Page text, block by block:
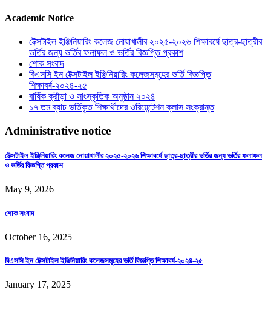
Academic Notice
টেক্সটাইল ইঞ্জিনিয়ারিং কলেজ নোয়াখালীর ২০২৫-২০২৬ শিক্ষাবর্ষে ছাত্র-ছাত্রীর
ভর্তির জন্য ভর্তির ফলাফল ও ভর্তির বিজ্ঞপ্তি প্রকাশ
শোক সংবাদ
বিএসসি ইন টেক্সটাইল ইঞ্জিনিয়ারিং কলেজসমূহের ভর্তি বিজ্ঞপ্তি
শিক্ষাবর্ষ-২০২৪-২৫
বার্ষিক ক্রীড়া ও সাংস্কৃতিক অনুষ্ঠান ২০২৪
১৭ তম ব্যাচ ভর্তিকৃত শিক্ষার্থীদের ওরিয়েন্টেশন ক্লাস সংক্রান্ত
Administrative notice
টেক্সটাইল ইঞ্জিনিয়ারিং কলেজ নোয়াখালীর ২০২৫-২০২৬ শিক্ষাবর্ষে ছাত্র-ছাত্রীর ভর্তির জন্য ভর্তির ফলাফল
ও ভর্তির বিজ্ঞপ্তি প্রকাশ
May 9, 2026
শোক সংবাদ
October 16, 2025
বিএসসি ইন টেক্সটাইল ইঞ্জিনিয়ারিং কলেজসমূহের ভর্তি বিজ্ঞপ্তি শিক্ষাবর্ষ-২০২৪-২৫
January 17, 2025